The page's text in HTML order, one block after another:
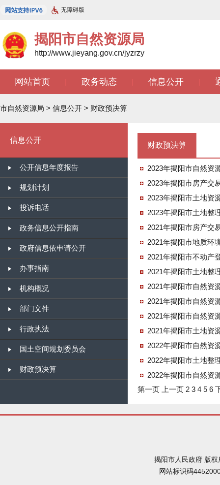
无障碍版
揭阳市自然资源局
http://www.jieyang.gov.cn/jyzrzy
网站首页 政务动态 信息公开
知识库 | 开放广东 |
市自然资源局 > 信息公开 > 财政预决算
信息公开
公开信息年度报告
规划计划
投诉电话
政务信息公开指南
政府信息依申请公开
办事指南
机构概况
部门文件
行政执法
国土空间规划委员会
财政预决算
财政预决算
2023年揭阳市自然资
2023年揭阳市房产交
2023年揭阳市土地资
2023年揭阳市土地整
2021年揭阳市房产交
2021年揭阳市地质环
2021年揭阳市不动产
2021年揭阳市土地整
2021年揭阳市自然资
2021年揭阳市自然资
2021年揭阳市自然资
2021年揭阳市土地资
2022年揭阳市自然资
2022年揭阳市土地整
2022年揭阳市自然资
第一页
上一页 2 3 4 5 6
揭阳市人民政府 版
网站标识码